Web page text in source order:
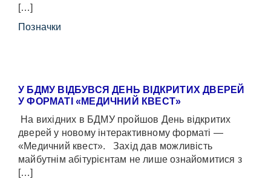
[…]
Позначки
У БДМУ ВІДБУВСЯ ДЕНЬ ВІДКРИТИХ ДВЕРЕЙ
У ФОРМАТІ «МЕДИЧНИЙ КВЕСТ»
На вихідних в БДМУ пройшов День відкритих
дверей у новому інтерактивному форматі —
«Медичний квест». Захід дав можливість
майбутнім абітурієнтам не лише ознайомитися з
[…]